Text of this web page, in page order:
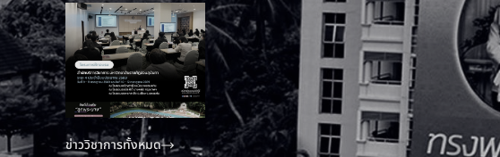
ข่าววิชาการทั้งหมด